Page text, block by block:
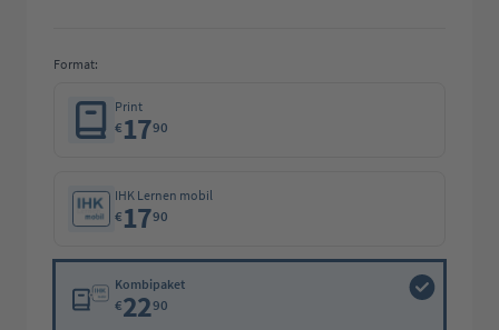
Format:
Print
€1790
IHK Lernen mobil
€1790
Kombipaket
€2290